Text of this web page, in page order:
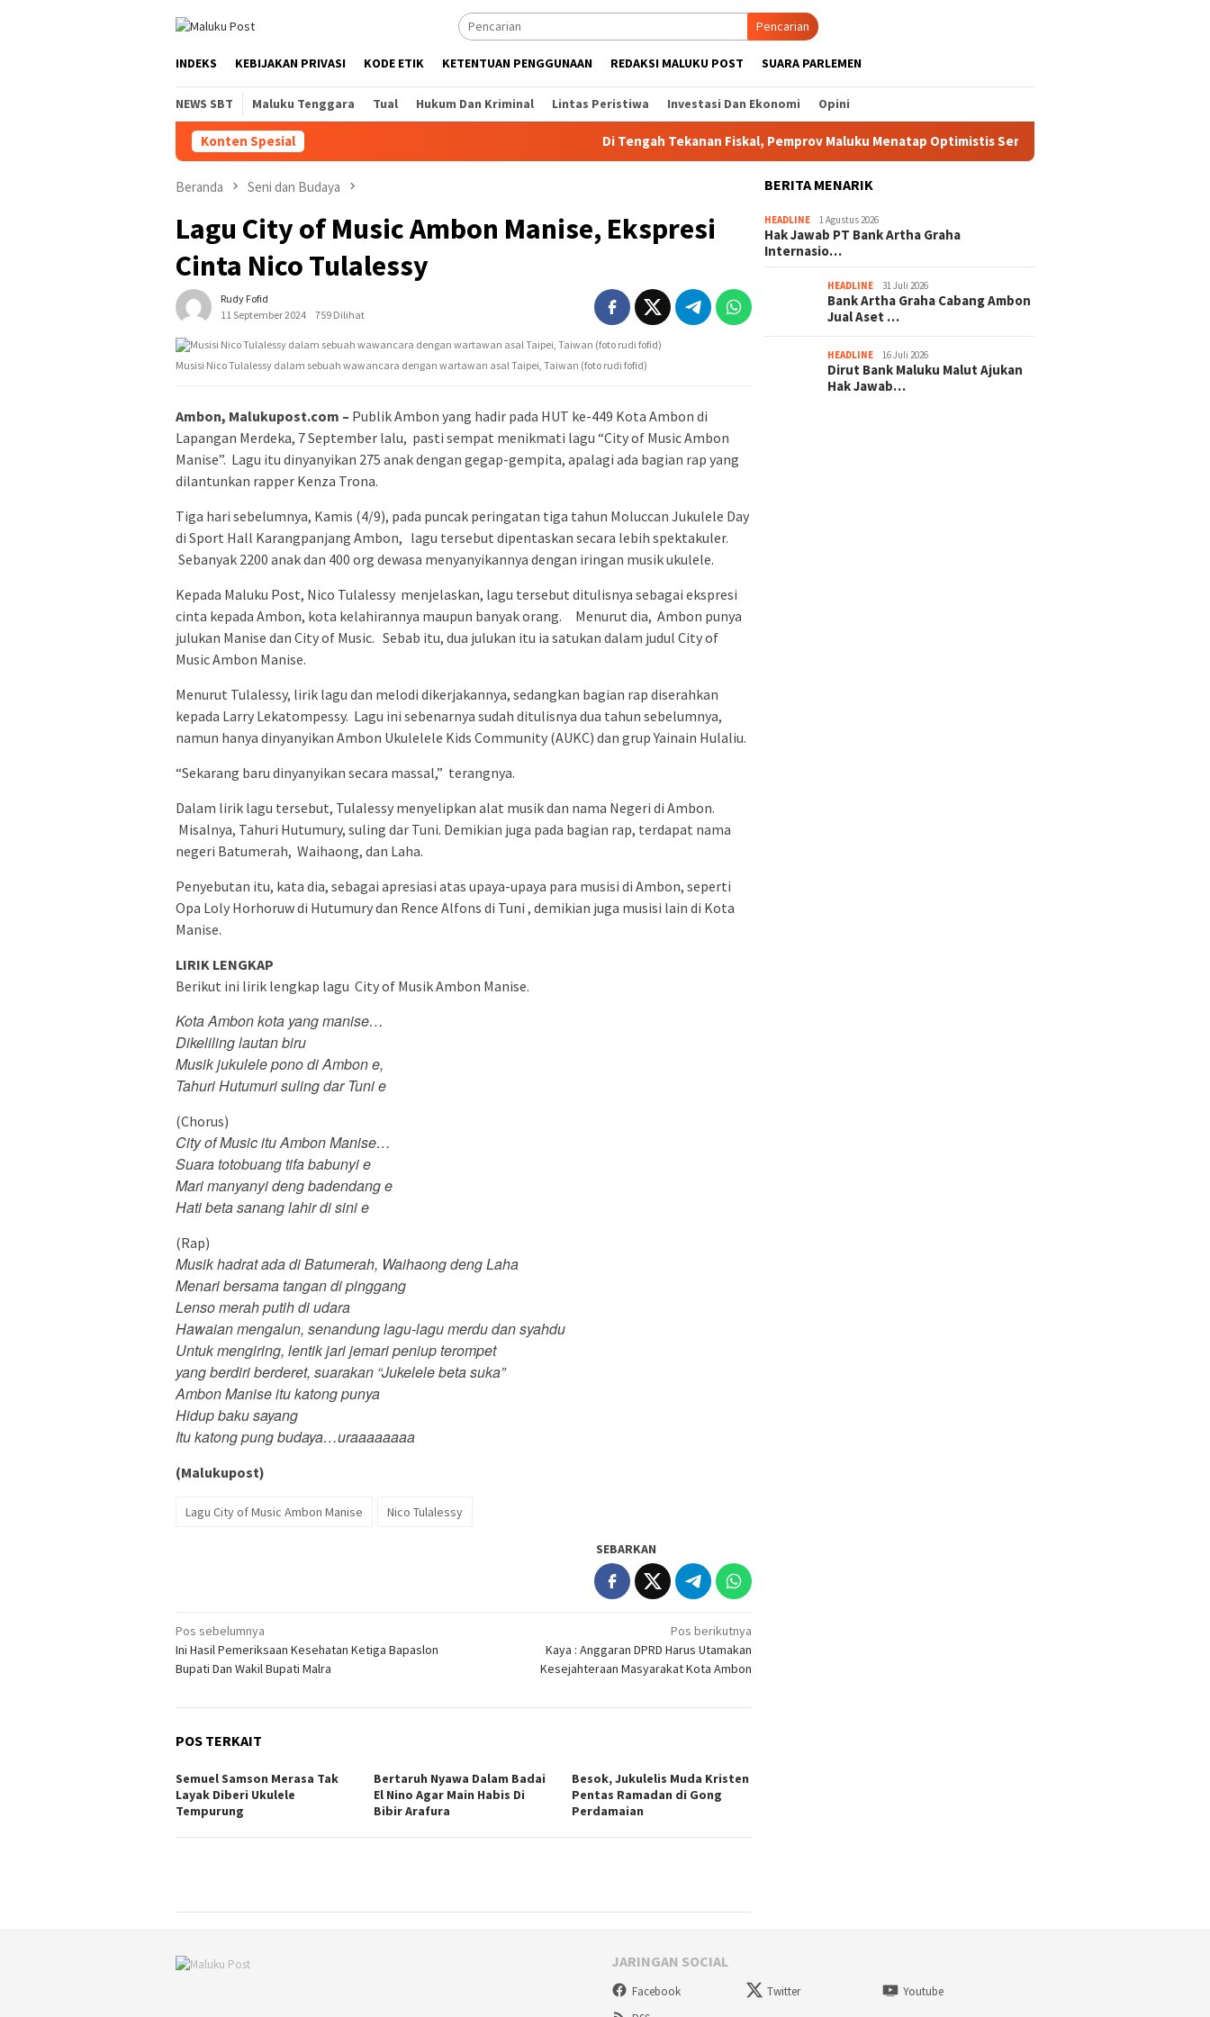
Pencarian
INDEKS KEBIJAKAN PRIVASI KODE ETIK KETENTUAN PENGGUNAAN REDAKSI MALUKU POST SUARA PARLEMEN
NEWS SBT Maluku Tenggara Tual Hukum Dan Kriminal Lintas Peristiwa Investasi Dan Ekonomi Opini
Konten Spesial Di Tengah Tekanan Fiskal, Pemprov Maluku Menatap Optimistis Semester II 2026
Beranda Seni dan Budaya
Lagu City of Music Ambon Manise, Ekspresi
Cinta Nico Tulalessy
Rudy Fofid
11 September 2024
759 Dilihat
Musisi Nico Tulalessy dalam sebuah wawancara dengan wartawan asal Taipei, Taiwan (foto rudi fofid)
Ambon, Malukupost.com – Publik Ambon yang hadir pada HUT ke-449 Kota Ambon di
Lapangan Merdeka, 7 September lalu, pasti sempat menikmati lagu “City of Music Ambon
Manise”. Lagu itu dinyanyikan 275 anak dengan gegap-gempita, apalagi ada bagian rap yang
dilantunkan rapper Kenza Trona.
Tiga hari sebelumnya, Kamis (4/9), pada puncak peringatan tiga tahun Moluccan Jukulele Day
di Sport Hall Karangpanjang Ambon, lagu tersebut dipentaskan secara lebih spektakuler.
Sebanyak 2200 anak dan 400 org dewasa menyanyikannya dengan iringan musik ukulele.
Kepada Maluku Post, Nico Tulalessy menjelaskan, lagu tersebut ditulisnya sebagai ekspresi
cinta kepada Ambon, kota kelahirannya maupun banyak orang. Menurut dia, Ambon punya
julukan Manise dan City of Music. Sebab itu, dua julukan itu ia satukan dalam judul City of
Music Ambon Manise.
Menurut Tulalessy, lirik lagu dan melodi dikerjakannya, sedangkan bagian rap diserahkan
kepada Larry Lekatompessy. Lagu ini sebenarnya sudah ditulisnya dua tahun sebelumnya,
namun hanya dinyanyikan Ambon Ukulelele Kids Community (AUKC) dan grup Yainain Hulaliu.
“Sekarang baru dinyanyikan secara massal,” terangnya.
Dalam lirik lagu tersebut, Tulalessy menyelipkan alat musik dan nama Negeri di Ambon.
Misalnya, Tahuri Hutumury, suling dar Tuni. Demikian juga pada bagian rap, terdapat nama
negeri Batumerah, Waihaong, dan Laha.
Penyebutan itu, kata dia, sebagai apresiasi atas upaya-upaya para musisi di Ambon, seperti
Opa Loly Horhoruw di Hutumury dan Rence Alfons di Tuni , demikian juga musisi lain di Kota
Manise.
LIRIK LENGKAP
Berikut ini lirik lengkap lagu City of Musik Ambon Manise.
Kota Ambon kota yang manise…
Dikeliling lautan biru
Musik jukulele pono di Ambon e,
Tahuri Hutumuri suling dar Tuni e
(Chorus)
City of Music itu Ambon Manise…
Suara totobuang tifa babunyi e
Mari manyanyi deng badendang e
Hati beta sanang lahir di sini e
(Rap)
Musik hadrat ada di Batumerah, Waihaong deng Laha
Menari bersama tangan di pinggang
Lenso merah putih di udara
Hawaian mengalun, senandung lagu-lagu merdu dan syahdu
Untuk mengiring, lentik jari jemari peniup terompet
yang berdiri berderet, suarakan “Jukelele beta suka”
Ambon Manise itu katong punya
Hidup baku sayang
Itu katong pung budaya…uraaaaaaaa
(Malukupost)
Lagu City of Music Ambon Manise Nico Tulalessy
SEBARKAN
Navigasi
pos
Pos sebelumnya
Ini Hasil Pemeriksaan Kesehatan Ketiga Bapaslon
Bupati Dan Wakil Bupati Malra
Pos berikutnya
Kaya : Anggaran DPRD Harus Utamakan
Kesejahteraan Masyarakat Kota Ambon
POS TERKAIT
Semuel Samson Merasa Tak
Layak Diberi Ukulele
Tempurung
Bertaruh Nyawa Dalam Badai
El Nino Agar Main Habis Di
Bibir Arafura
Besok, Jukulelis Muda Kristen
Pentas Ramadan di Gong
Perdamaian
BERITA MENARIK
HEADLINE 1 Agustus 2026
Hak Jawab PT Bank Artha Graha
Internasio…
HEADLINE 31 Juli 2026
Bank Artha Graha Cabang Ambon
Jual Aset …
HEADLINE 16 Juli 2026
Dirut Bank Maluku Malut Ajukan
Hak Jawab…
JARINGAN SOCIAL
Facebook Twitter
Youtube